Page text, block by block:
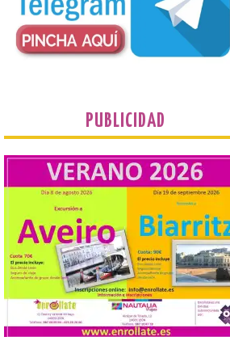
desde 1949. Los
procuradores leonesistas
plantean que la Junta
contacte cuanto antes con los
La Universidad de León
distribuye folletos con la
programación del evento
del eclipse solar que
organiza con la ESA y el
Ayuntamiento
7 Ago 2026
Los materiales ya pueden
recogerse gratuitamente
en la Oficina de
Información Turística de
PUBLICIDAD